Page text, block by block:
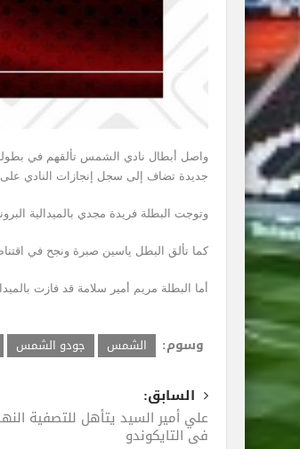
واصل أبطال نادي الشمس تألقهم في بطولة
جديدة تضاف إلى سجل إنجازات النادي على
وتوجت البطلة فريدة مجدي بالميدالية البرونزية في وزن 70 كجم عقب تغلبها على بطلة
كما تألق البطل ياسين صبرة ونجح في اقتناص الميدالية البرونزية
أما البطلة مريم أمير سلامة قد فازت بالميدالية البرونزية في وزن 57 كجم،
وسوم: الشمس جودو الشمس
السابق:
علي أمير السيد يتأهل للتصفية
في التايكوندو